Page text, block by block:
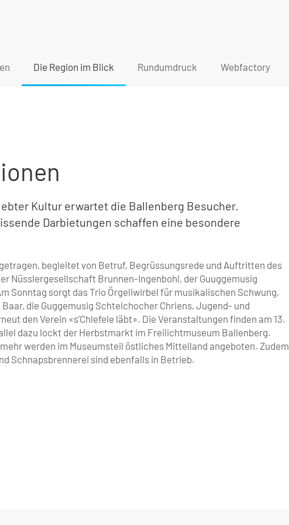
Die Region im Blick Rundumdruck Webfactory
Kultur erwartet die Ballenberg Besucher.
Darbietungen schaffen eine besondere
be­gleitet von Betruf, Begrüssungs­rede und Auftritten des
Nüsslergesellschaft Brunnen-Ingenbohl, der Guuggemusig
Sonntag sorgt das Trio Örgeli­wirbel für musikalischen Schwung,
die Guggemusig Schteichocher Chriens, Jugend- und
den Verein «s’Chlefele läbt». Die Ver­anstaltungen finden am 13.
dazu lockt der Herbstmarkt im Freilichtmuseum Ballenberg.
werden im Museumsteil östliches Mittelland angeboten. Zudem
Schnapsbrennerei sind ebenfalls in Betrieb.